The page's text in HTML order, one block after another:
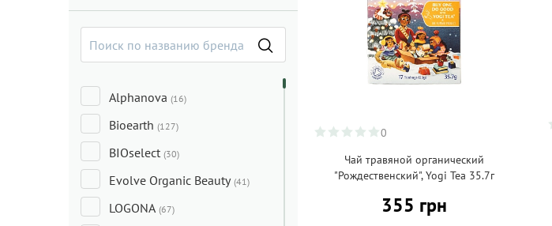
Alphanova (16)
Bioearth (127)
BIOselect (30)
Evolve Organic Beauty (41)
LOGONA (67)
0
Чай травяной органический
"Рождественский", Yogi Tea 35.7г
355 грн